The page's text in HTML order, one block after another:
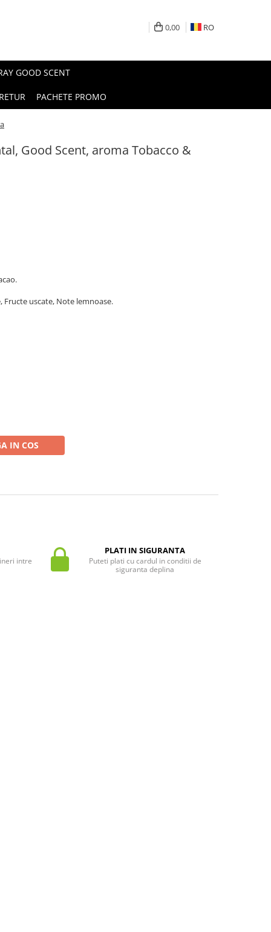
0,00 RO
GOOD SCENT
PACHETE PROMO
Good Scent, aroma Tobacco &
Fructe uscate, Note lemnoase.
IN COS
intre
PLATI IN SIGURANTA
Puteti plati cu cardul in conditii de
siguranta deplina